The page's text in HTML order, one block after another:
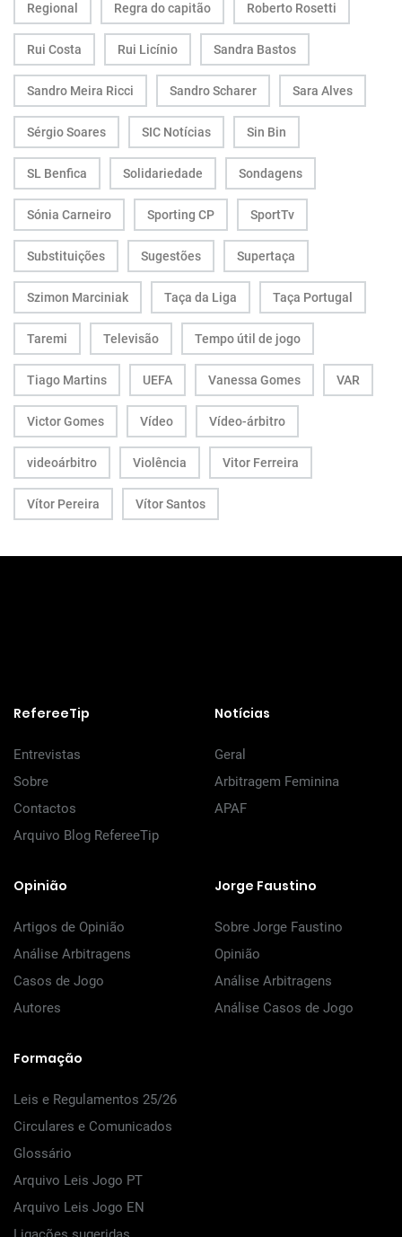
Regional Regra do capitão Roberto Rosetti
Rui Costa Rui Licínio Sandra Bastos
Sandro Meira Ricci Sandro Scharer Sara Alves
Sérgio Soares SIC Notícias Sin Bin
SL Benfica Solidariedade Sondagens
Sónia Carneiro Sporting CP SportTv
Substituições Sugestões Supertaça
Szimon Marciniak Taça da Liga Taça Portugal
Taremi Televisão Tempo útil de jogo
Tiago Martins UEFA Vanessa Gomes VAR
Victor Gomes Vídeo Vídeo-árbitro
videoárbitro Violência Vitor Ferreira
Vítor Pereira Vítor Santos
RefereeTip
Entrevistas
Sobre
Contactos
Arquivo Blog RefereeTip
Notícias
Geral
Arbitragem Feminina
APAF
Opinião
Artigos de Opinião
Análise Arbitragens
Casos de Jogo
Autores
Jorge Faustino
Sobre Jorge Faustino
Opinião
Análise Arbitragens
Análise Casos de Jogo
Formação
Leis e Regulamentos 25/26
Circulares e Comunicados
Glossário
Arquivo Leis Jogo PT
Arquivo Leis Jogo EN